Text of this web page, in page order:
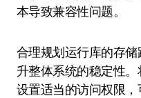
本导致兼容性问题。
合理规划运行库的存
升整体系统的稳定性
设置适当的访问权限